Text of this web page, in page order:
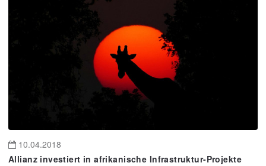
10.04.2018
Allianz investiert in afrikanische Infrastruktur-Projekte